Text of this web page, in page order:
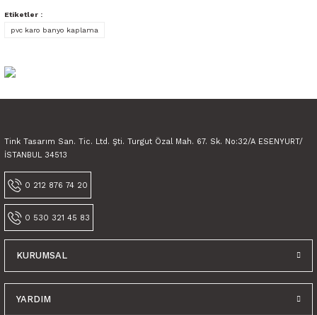
Bu ürüne benzer farklı alternatifler olmalı.
Tink Kendinden Yapışkanlı Çocuk Desenli Dekoratif Mini Pvc Karo Kaplama
450,00 TL KDV Dahil
Etiketler :
pvc karo banyo kaplama
Tink Tasarım San. Tic. Ltd. Şti. Turgut Özal Mah. 67. Sk. No:32/A ESENYURT/
İSTANBUL 34513
0 212 876 74 20
0 530 321 45 83
KURUMSAL
YARDIM